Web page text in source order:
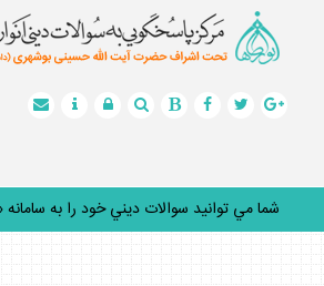
شما مي توانيد سوالات ديني خود را به سامانه «30001939»